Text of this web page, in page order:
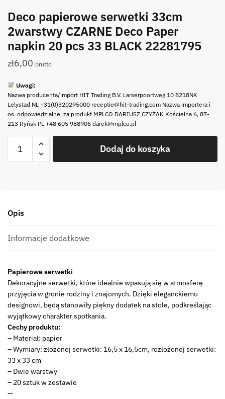
Deco papierowe serwetki 33cm
2warstwy CZARNE Deco Paper
napkin 20 pcs 33 BLACK 22281795
zł6,00 brutto
Uwagi:
Nazwa producenta/import HIT Trading B.V. Larserpoortweg 10 8218NK
Lelystad NL +31(0)320295000 receptie@hit-trading.com Nazwa importera i
os. odpowiedzialnej za produkt MPLCO DARIUSZ CZYŻAK Kościelna 6, 87-
213 Ryńsk PL +48 605 988906 darek@mplco.pl
Deco
CZARNE
Paper
pcs
33
BLACK
22281795
Dodaj do koszyka
Opis
Informacje dodatkowe
Papierowe serwetki
Dekoracyjne serwetki, które idealnie wpasują się w atmosferę
przyjęcia w gronie rodziny i znajomych. Dzięki eleganckiemu
designowi, będą stanowiły piękny dodatek na stole, podkreślając
wyjątkowy charakter spotkania.
Cechy produktu:
– Materiał: papier
– Wymiary: złożonej serwetki: 16,5 x 16,5cm, rozłożonej serwetki:
33 x 33 cm
– Dwie warstwy
– 20 sztuk w zestawie
—